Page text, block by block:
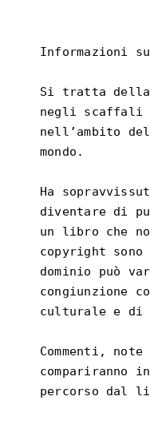
Informazioni
Si tratta della
negli scaffali
nell’ambito
mondo.
Ha
diventare di
un libro che
copyright
dominio può
congiunzione
culturale e di
Commenti,
compariranno
percorso dal